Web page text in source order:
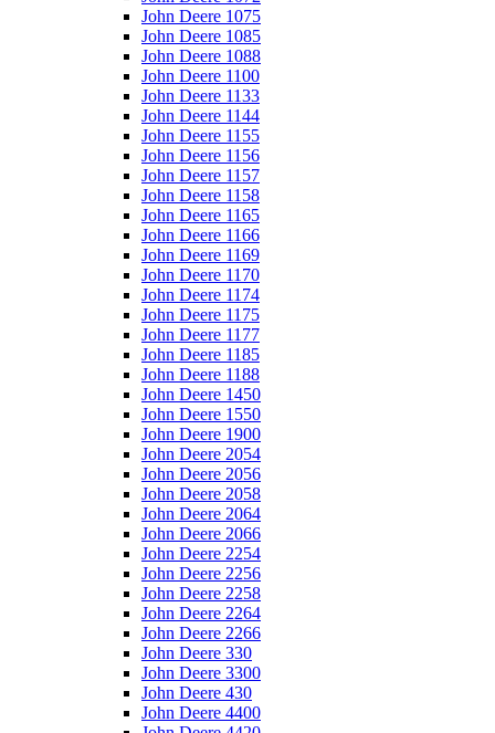
John Deere 1075
John Deere 1085
John Deere 1088
John Deere 1100
John Deere 1133
John Deere 1144
John Deere 1155
John Deere 1156
John Deere 1157
John Deere 1158
John Deere 1165
John Deere 1166
John Deere 1169
John Deere 1170
John Deere 1174
John Deere 1175
John Deere 1177
John Deere 1185
John Deere 1188
John Deere 1450
John Deere 1550
John Deere 1900
John Deere 2054
John Deere 2056
John Deere 2058
John Deere 2064
John Deere 2066
John Deere 2254
John Deere 2256
John Deere 2258
John Deere 2264
John Deere 2266
John Deere 330
John Deere 3300
John Deere 430
John Deere 4400